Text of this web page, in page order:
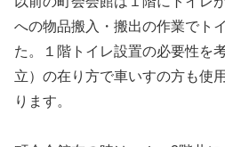
への物品搬入・搬出の作業でト
た。１階トイレ設置の必要性を
立）の在り方で車いすの方も使
ります。